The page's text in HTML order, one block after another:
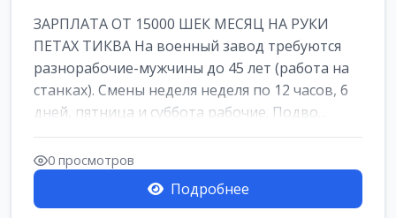
ЗАРПЛАТА ОТ 15000 ШЕК МЕСЯЦ НА РУКИ
ПЕТАХ ТИКВА На военный завод требуются
разнорабочие-мужчины до 45 лет (работа на
станках). Смены неделя неделя по 12 часов, 6
дней, пятница и суббота рабочие. Подво...
0 просмотров
Подробнее